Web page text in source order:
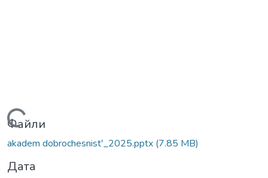
Вантажиться...
Файли
akadem dobrochesnistʹ_2025.pptx (7.85 MB)
Дата